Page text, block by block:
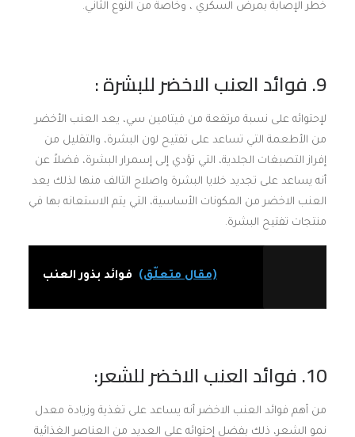
خطر الإصابة بمرض السكري ، وخاصة من النوع الثاني.
9. فوائد العنب الاخضر للبشرة :
لإحتوائه على نسبة مرتفعة من فيتامين سي، يعد العنب الأخضر
من الأطعمة التي تساعد على تفتيح لون البشرة، والتقليل من
إفراز التصبغات الجلدية، التي تؤدي إلى إسمرار البشرة، فضلاً عن
أنه يساعد على تجديد خلايا البشرة واصلاح التالف منها لذلك يعد
العنب الاخضر من المكونات الأساسية، التي يتم الاستعانه بها في
منتجات تفتيح البشرة.
(مقال متعلّق) فوائد بذور العنب
10. فوائد العنب الاخضر للشعر:
من أهم فوائد العنب الاخضر أنه يساعد على تغذية وزيادة معدل
نمو الشعر، ذلك بفضل إحتوائه على العديد من العناصر الغذائية